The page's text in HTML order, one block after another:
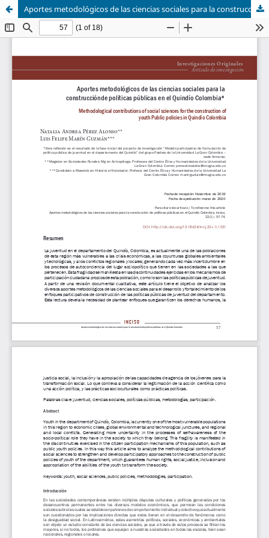
Aportes metodológicos de las ciencias sociales para la construcción de políticas públicas en el Quindío (Colombia)